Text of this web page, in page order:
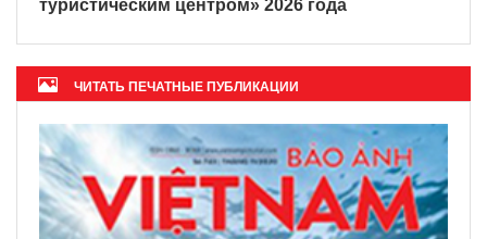
Вьетнам - идеальное
направление для цифровых